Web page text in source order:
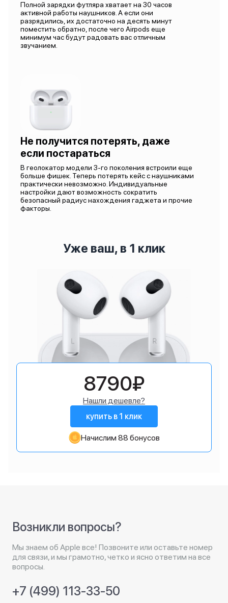
Полной зарядки футляра хватает на 30 часов
активной работы наушников. А если они
разрядились, их достаточно на десять минут
поместить обратно, после чего Airpods еще
минимум час будут радовать вас отличным
звучанием.
Не получится потерять, даже
если постараться
В геолокатор модели 3-го поколения встроили еще
больше фишек. Теперь потерять кейс с наушниками
практически невозможно. Индивидуальные
настройки дают возможность сократить
безопасный радиус нахождения гаджета и прочие
факторы.
Уже ваш, в 1 клик
8790₽
Нашли дешевле?
купить в 1 клик
Начислим 88 бонусов
Возникли вопросы?
Мы знаем об Apple все! Позвоните или оставьте номер
для связи, и мы грамотно, четко и ясно ответим на все
вопросы.
+7 (499) 113-33-50